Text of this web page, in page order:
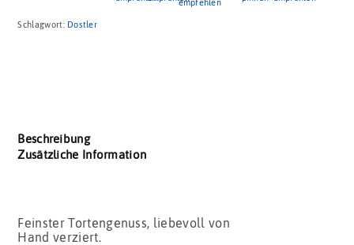
Schlagwort: Dostler
Beschreibung
Zusätzliche Information
Feinster Tortengenuss, liebevoll von
Hand verziert.